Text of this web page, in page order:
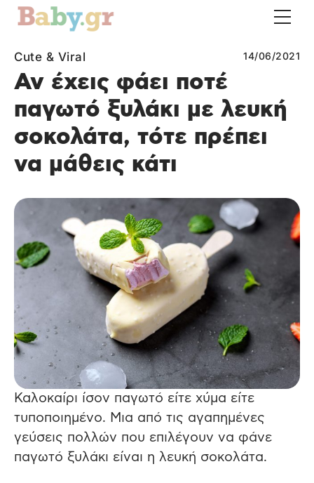
Cute & Viral 14/06/2021
Αν έχεις φάει ποτέ
παγωτό ξυλάκι με λευκή
σοκολάτα, τότε πρέπει
να μάθεις κάτι
Καλοκαίρι ίσον παγωτό είτε χύμα είτε
τυποποιημένο. Μια από τις αγαπημένες
γεύσεις πολλών που επιλέγουν να φάνε
παγωτό ξυλάκι είναι η λευκή σοκολάτα.